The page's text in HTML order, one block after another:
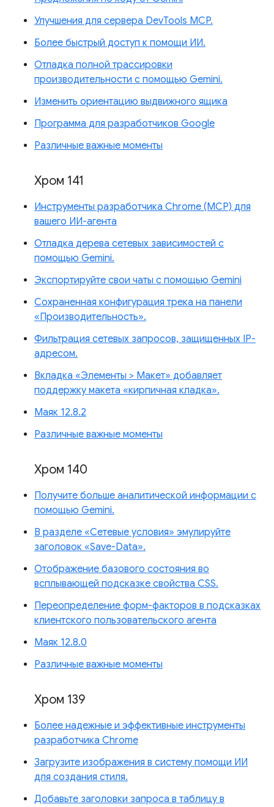
Улучшения для сервера DevTools MCP.
Более быстрый доступ к помощи ИИ.
Отладка полной трассировки
производительности с помощью Gemini.
Изменить ориентацию выдвижного ящика
Программа для разработчиков Google
Различные важные моменты
Хром 141
Инструменты разработчика Chrome (MCP) для
вашего ИИ-агента
Отладка дерева сетевых зависимостей с
помощью Gemini.
Экспортируйте свои чаты с помощью Gemini
Сохраненная конфигурация трека на панели
«Производительность».
Фильтрация сетевых запросов, защищенных IP-
адресом.
Вкладка «Элементы > Макет» добавляет
поддержку макета «кирпичная кладка».
Маяк 12.8.2
Различные важные моменты
Хром 140
Получите больше аналитической информации с
помощью Gemini.
В разделе «Сетевые условия» эмулируйте
заголовок «Save-Data».
Отображение базового состояния во
всплывающей подсказке свойства CSS.
Переопределение форм-факторов в подсказках
клиентского пользовательского агента
Маяк 12.8.0
Различные важные моменты
Хром 139
Более надежные и эффективные инструменты
разработчика Chrome
Загрузите изображения в систему помощи ИИ
для создания стиля.
Добавьте заголовки запроса в таблицу в